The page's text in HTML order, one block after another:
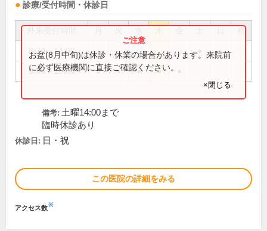
診療/受付時間・休診日
祝
8:30～14:00
8:30～18:00 ● ● ● ●
お盆(8月中旬)は休診・休業の場合があります。来院前
に必ず医療機関に直接ご確認ください。
×閉じる
備考: 土曜14:00まで
臨時休診あり
休診日: 日・祝
この医院の詳細をみる
アクセス数※